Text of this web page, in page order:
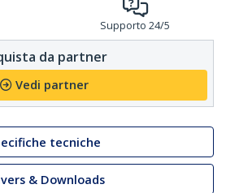
Supporto 24/5
da partner
Vedi partner
tecniche
& Downloads